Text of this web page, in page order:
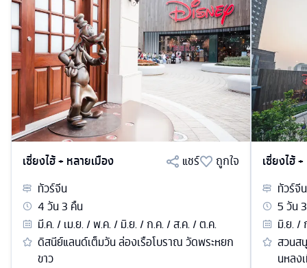
เซี่ยงไฮ้ + หลายเมือง แชร์
ถูกใจ
ทัวร์จีน
4วัน3 คืน
มี.ค. / เม.ย. / พ.ค. / มิ.ย. / ก.ค. / ส.ค. / ต.ค.
ดิสนีย์แลนด์เต็มวัน ล่องเรือโบราณ วัดพระหยก
ขาว
เซี่ยงไฮ้
ทัวร์จีน
5วัน3
มิ.ย. /
สวนส
นหลง